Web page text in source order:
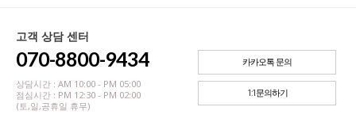
고객 상담 센터
070-8800-9434
상담시간 : AM 10:00 - PM 05:00
점심시간 : PM 12:30 - PM 02:00
(토,일,공휴일 휴무)
카카오톡 문의
1:1문의하기